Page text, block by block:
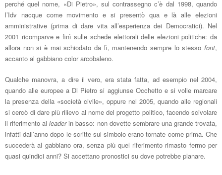
perché quel nome, «Di Pietro», sul contrassegno c’è dal 1998, quando
l’Idv nacque come movimento e si presentò qua e là alle elezioni
amministrative (prima di dare vita all’esperienza dei Democratici). Nel
2001 ricomparve e finì sulle schede elettorali delle elezioni politiche: da
allora non si è mai schiodato da lì, mantenendo sempre lo stesso font,
accanto al gabbiano color arcobaleno.
Qualche manovra, a dire il vero, era stata fatta, ad esempio nel 2004,
quando alle europee a Di Pietro si aggiunse Occhetto e si volle marcare
la presenza della «società civile», oppure nel 2005, quando alle regionali
si cercò di dare più rilievo al nome del progetto politico, facendo scivolare
il riferimento alleaderin basso: non dovette sembrare una grande trovata,
infatti dall’anno dopo le scritte sul simbolo erano tornate come prima. Che
succederà al gabbiano ora, senza più quel riferimento rimasto fermo per
quasi quindici anni? Si accettano pronostici su dove potrebbe planare.